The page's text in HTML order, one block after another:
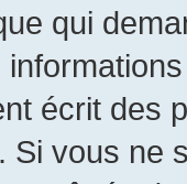
qui
écrit des
vous ne